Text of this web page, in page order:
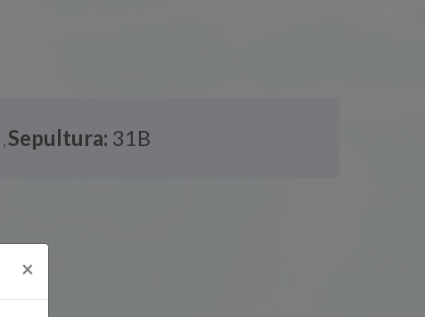
,Sepultura: 31B
×